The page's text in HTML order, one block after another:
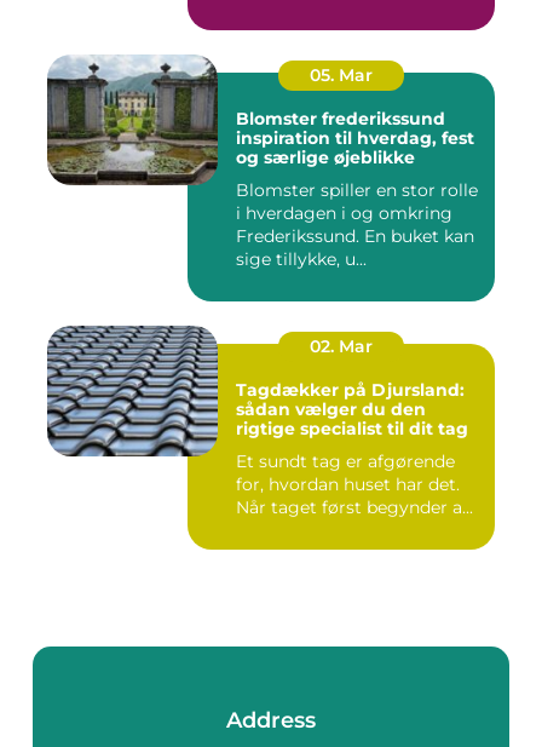
05. Mar
Blomster frederikssund
inspiration til hverdag, fest
og særlige øjeblikke
Blomster spiller en stor rolle
i hverdagen i og omkring
Frederikssund. En buket kan
sige tillykke, u...
02. Mar
Tagdækker på Djursland:
sådan vælger du den
rigtige specialist til dit tag
Et sundt tag er afgørende
for, hvordan huset har det.
Når taget først begynder a...
Address